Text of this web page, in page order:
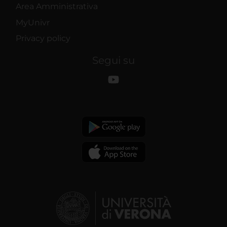
Area Amministrativa
MyUnivr
Privacy policy
Segui su